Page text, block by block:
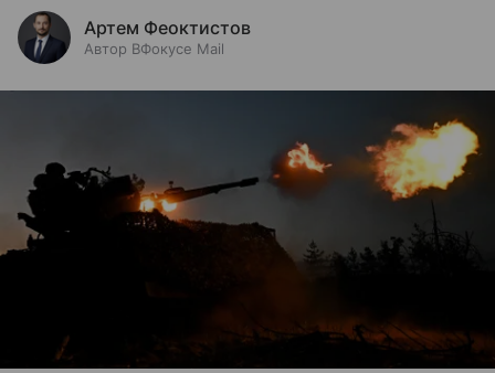
Артем Феоктистов
Автор ВФокусе Mail